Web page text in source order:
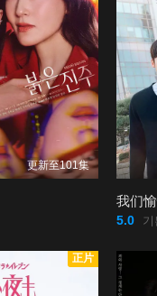
更新至101集
我们
5.0
正片